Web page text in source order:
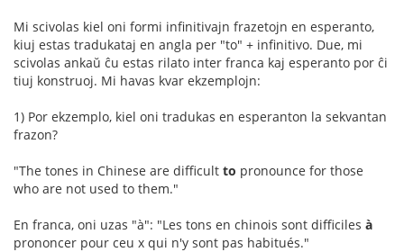
Mi scivolas kiel oni formi infinitivajn frazetojn en esperanto,
kiuj estas tradukataj en angla per "to" + infinitivo. Due, mi
scivolas ankaŭ ĉu estas rilato inter franca kaj esperanto por ĉi
tiuj konstruoj. Mi havas kvar ekzemplojn:
1) Por ekzemplo, kiel oni tradukas en esperanton la sekvantan
frazon?
"The tones in Chinese are difficult to pronounce for those
who are not used to them."
En franca, oni uzas "à": "Les tons en chinois sont difficiles à
prononcer pour ceu x qui n'y sont pas habitués."